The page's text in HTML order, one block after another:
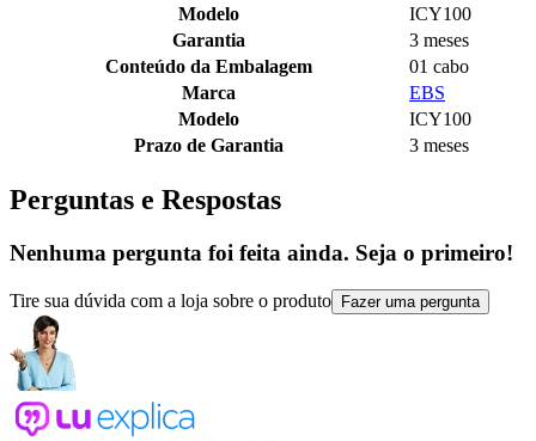
Modelo
ICY100
Garantia
3 meses
Conteúdo da Embalagem
01 cabo
Marca
EBS
Modelo
ICY100
Prazo de Garantia
3 meses
Perguntas e Respostas
Nenhuma pergunta foi feita ainda. Seja o primeiro!
Tire sua dúvida com a loja sobre o produto Fazer uma pergunta